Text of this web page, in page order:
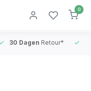
0
30 Dagen Retour*